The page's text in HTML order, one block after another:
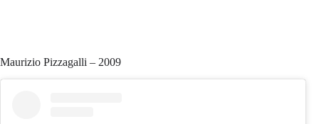
Maurizio Pizzagalli – 2009